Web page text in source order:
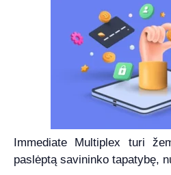
Immediate Multiplex turi
paslėptą savininko tapatybę,